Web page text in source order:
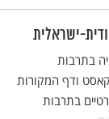
ישראלית
בתרבות
ודף המקורות
בתרבות